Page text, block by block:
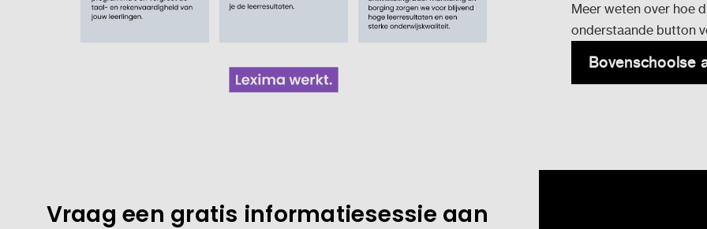
Meer weten over hoe
onderstaande button
Bovenschoolse
Vraag een gratis informatiesessie aan